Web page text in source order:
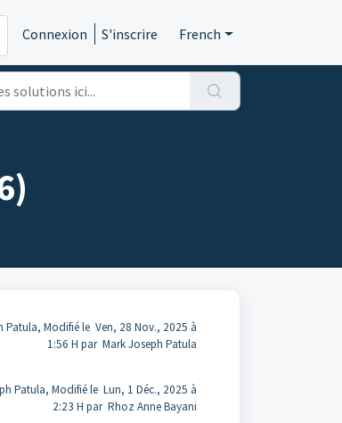
Connexion S'inscrire French
Patula, Modifié le Ven, 28 Nov., 2025 à
1:56 H par Mark Joseph Patula
Patula, Modifié le Lun, 1 Déc., 2025 à
2:23 H par Rhoz Anne Bayani